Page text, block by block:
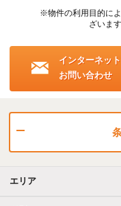
※物件の利用目的に
ざいま
インターネッ
お問い合わせ
エリア
海外事業（
査定をして
売却方法等
仲介でのご